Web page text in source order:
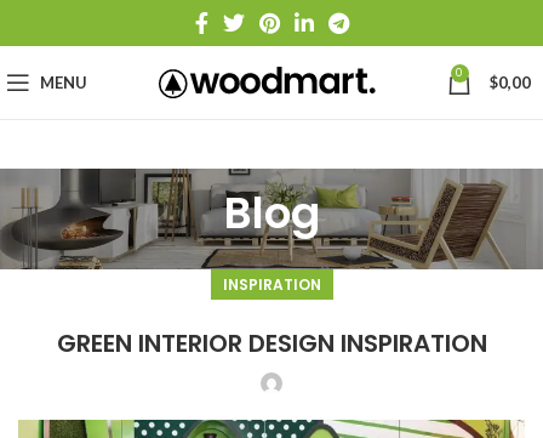
MENU 0 $0,00
Blog
INSPIRATION
GREEN INTERIOR DESIGN INSPIRATION